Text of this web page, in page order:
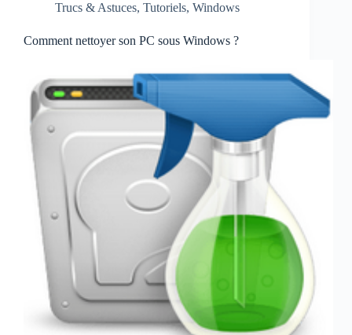
Trucs & Astuces, Tutoriels, Windows
Comment nettoyer son PC sous Windows ?